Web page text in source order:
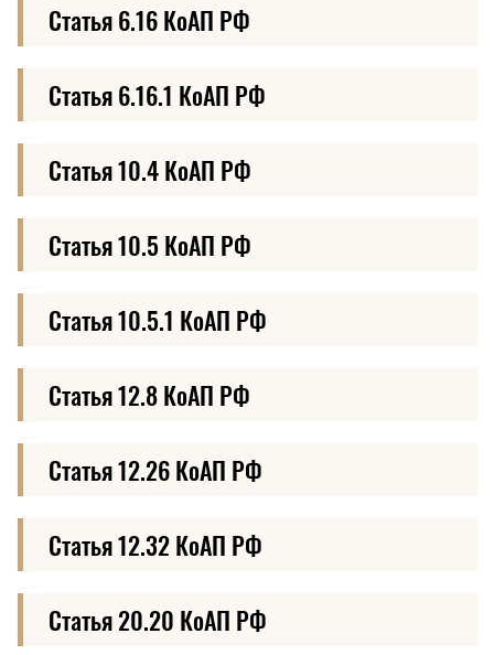
Статья 6.16 КоАП РФ
Статья 6.16.1 КоАП РФ
Статья 10.4 КоАП РФ
Статья 10.5 КоАП РФ
Статья 10.5.1 КоАП РФ
Статья 12.8 КоАП РФ
Статья 12.26 КоАП РФ
Статья 12.32 КоАП РФ
Статья 20.20 КоАП РФ